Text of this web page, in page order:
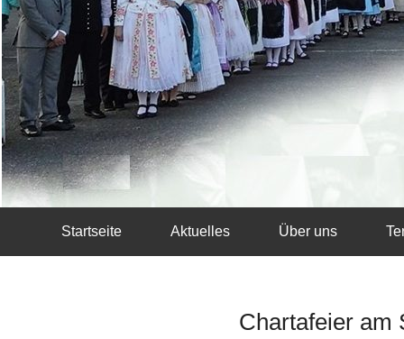
Startseite Aktuelles Über uns
Chartafeier am